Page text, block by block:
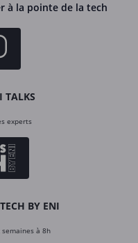
à la pointe de la tech
TALKS
experts
BY ENI
à 8h